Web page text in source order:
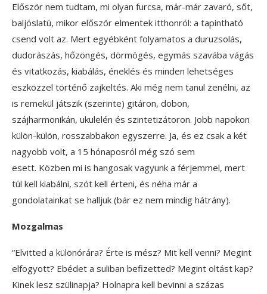
Először nem tudtam, mi olyan furcsa, már-már zavaró, sőt,
baljóslatú, mikor először elmentek itthonról: a tapintható
csend volt az. Mert egyébként folyamatos a duruzsolás,
dudorászás, hőzöngés, dörmögés, egymás szavába vágás
és vitatkozás, kiabálás, éneklés és minden lehetséges
eszközzel történő zajkeltés. Aki még nem tanul zenélni, az
is remekül játszik (szerinte) gitáron, dobon,
szájharmonikán, ukulelén és szintetizátoron. Jobb napokon
külön-külön, rosszabbakon egyszerre. Ja, és ez csak a két
nagyobb volt, a 15 hónaposról még szó sem
esett. Közben mi is hangosak vagyunk a férjemmel, mert
túl kell kiabálni, szót kell érteni, és néha már a
gondolatainkat se halljuk (bár ez nem mindig hátrány).
Mozgalmas
“Elvitted a különórára? Érte is mész? Mit kell venni? Megint
elfogyott? Ebédet a suliban befizetted? Megint oltást kap?
Kinek lesz szülinapja? Holnapra kell bevinni a százas